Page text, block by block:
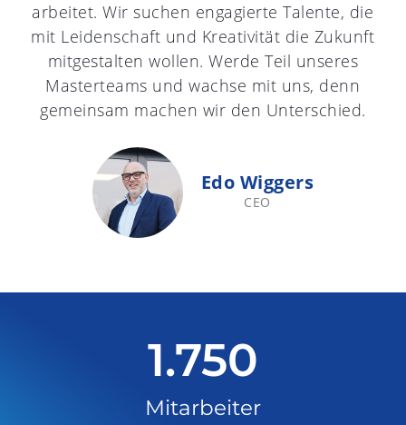
arbeitet. Wir suchen engagierte Talente, die
mit Leidenschaft und Kreativität die Zukunft
mitgestalten wollen. Werde Teil unseres
Masterteams und wachse mit uns, denn
gemeinsam machen wir den Unterschied.
Edo Wiggers
CEO
1.750
Mitarbeiter